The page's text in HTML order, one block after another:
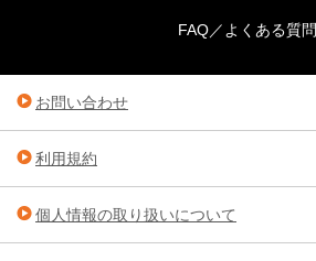
FAQ／よくある質問
お問い合わせ
利用規約
個人情報の取り扱いについて